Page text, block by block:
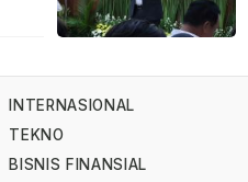
INTERNASIONAL
TEKNO
BISNIS FINANSIAL